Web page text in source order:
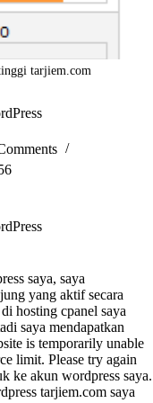
tarjiem.com
saya, saya
yang aktif secara
di hosting cpanel saya
saya mendapatkan
is temporarily unable
limit. Please try again
ke akun wordpress saya.
tarjiem.com saya